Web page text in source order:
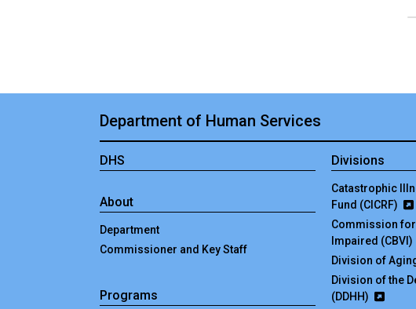
Department of Human Services
DHS
About
Department
Commissioner and Key Staff
Programs
Divisions
Catastrophic
Fund (CICRF)
Commission
Impaired (CBVI)
Division of
Division of the
(DDHH)